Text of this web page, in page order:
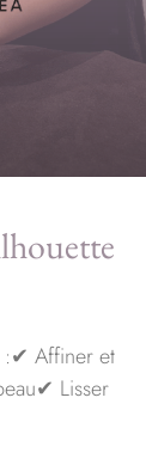
:✔ Affiner et
Lisser